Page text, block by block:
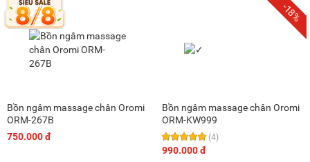
Bồn ngâm massage chân Oromi
ORM-267B
750.000 đ
-18%
Bồn ngâm massage chân Oromi
ORM-KW999
(4)
990.000 đ